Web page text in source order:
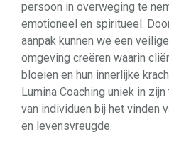
persoon in overweging te
emotioneel en spiritueel.
aanpak kunnen we een
omgeving creëren waarin
bloeien en hun innerlijke
Lumina Coaching uniek in
van individuen bij het vinden
en levensvreugde.